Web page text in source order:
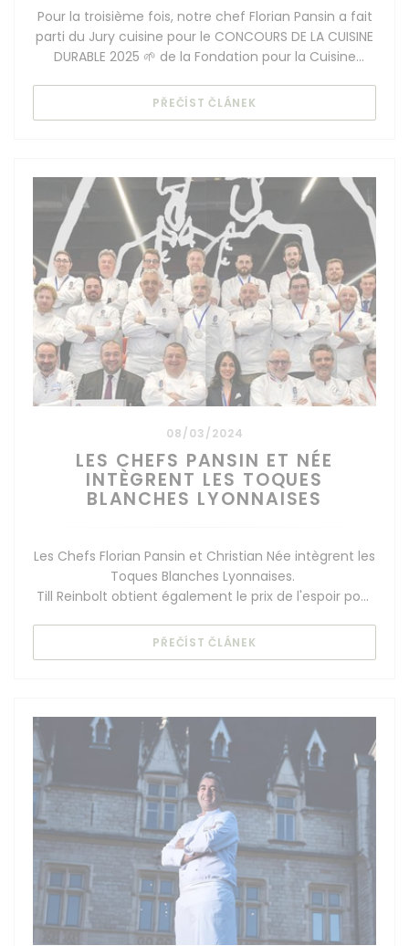
Pour la troisième fois, notre chef Florian Pansin a fait
parti du Jury cuisine pour le CONCOURS DE LA CUISINE
DURABLE 2025 🌱 de la Fondation pour la Cuisine
PŘEČÍST ČLÁNEK
08/03/2024
LES CHEFS PANSIN ET NÉE
INTÈGRENT LES TOQUES
BLANCHES LYONNAISES
Les Chefs Florian Pansin et Christian Née intègrent les
Toques Blanches Lyonnaises.
Till Reinbolt obtient également le prix de l'espoir pour
PŘEČÍST ČLÁNEK